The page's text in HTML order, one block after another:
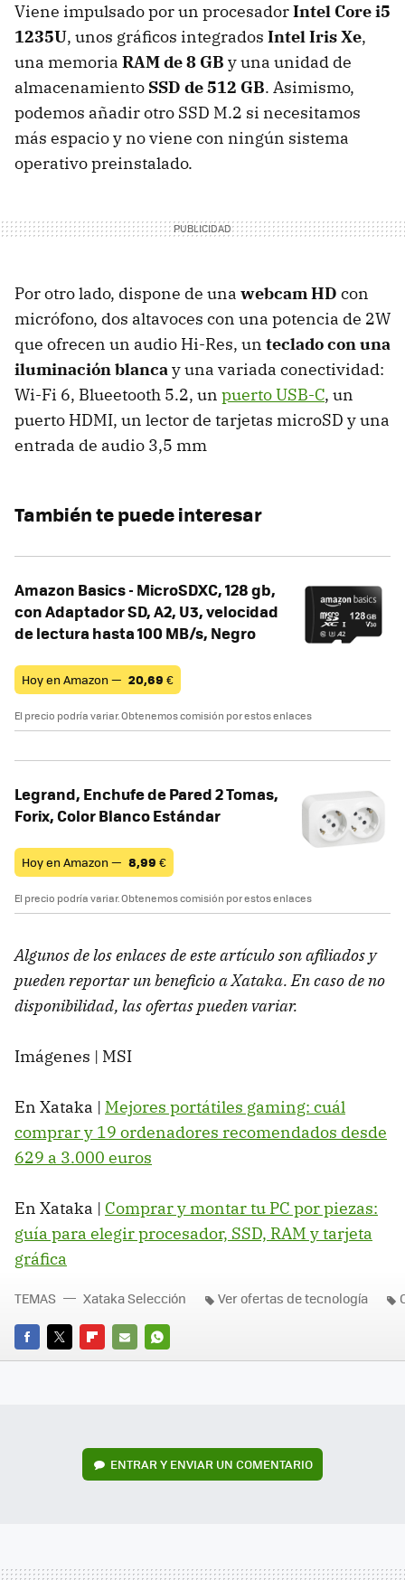
Viene impulsado por un procesadorIntel Core i5
1235U, unos gráficos integrados Intel Iris Xe,
una memoria RAM de8 GB y una unidad de
almacenamiento SSD de 512 GB. Asimismo,
podemos añadir otro SSD M.2 si necesitamos
más espacio y no viene con ningún sistema
operativo preinstalado.
Por otro lado, dispone de una webcam HD con
micrófono, dos altavoces con una potencia de 2W
que ofrecen un audio Hi-Res, un teclado con una
iluminación blancay una variada conectividad:
Wi-Fi 6, Blueetooth 5.2, un puerto USB-C, un
puerto HDMI, un lector de tarjetas microSD y una
entrada de audio 3,5 mm
También te puede interesar
Amazon Basics - MicroSDXC, 128 gb,
con Adaptador SD, A2, U3, velocidad
de lectura hasta 100 MB/s, Negro
Hoy en Amazon — 20,69 €
El precio podría variar. Obtenemos comisión por estos enlaces
Legrand, Enchufe de Pared 2 Tomas,
Forix, Color Blanco Estándar
Hoy en Amazon — 8,99 €
El precio podría variar. Obtenemos comisión por estos enlaces
Algunos de los enlaces de este artículo son afiliados y
pueden reportar un beneficio a Xataka. En caso de no
disponibilidad, las ofertas pueden variar.
Imágenes | MSI
En Xataka | Mejores portátiles gaming: cuál
comprar y 19 ordenadores recomendados desde
629 a 3.000 euros
En Xataka | Comprar y montar tu PC por piezas:
guía para elegir procesador, SSD, RAM y tarjeta
gráfica
FACEBOOK
TWITTERFLIPBOARD
E-
WHATSAPP
TEMAS Xataka Selección Ver ofertas de tecnología
ENTRAR Y ENVIAR UN COMENTARIO